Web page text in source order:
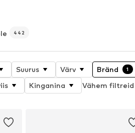
442
Suurus Värv Bränd 1
Kinganina Vähem filtreid